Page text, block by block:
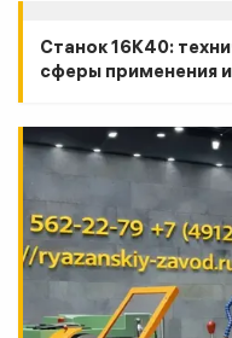
Станок 16К40:
сферы применения